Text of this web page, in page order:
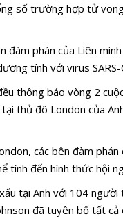
số trường hợp tử
phán của Liên
tính với virus SARS-
thông báo vòng 2
thủ đô London của
các bên đàm
tính đến hình thức hội
tại Anh với 104
đã tuyên bố tất